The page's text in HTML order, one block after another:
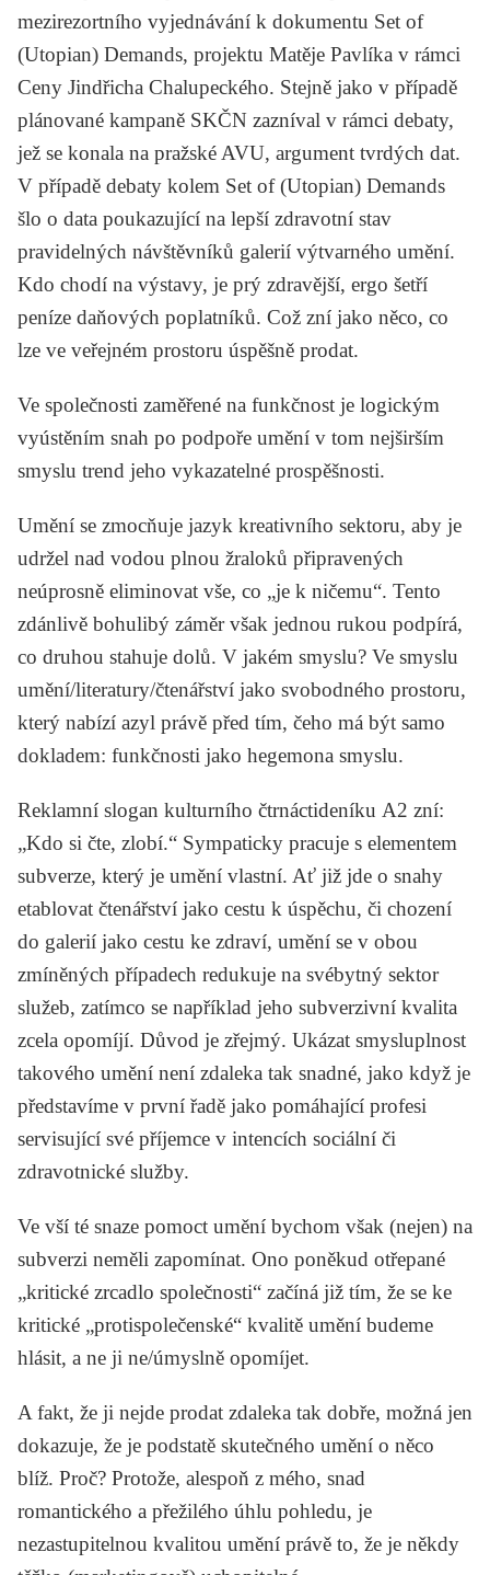
mezirezortního vyjednávání k dokumentu Set of
(Utopian) Demands, projektu Matěje Pavlíka v rámci
Ceny Jindřicha Chalupeckého. Stejně jako v případě
plánované kampaně SKČN zazníval v rámci debaty,
jež se konala na pražské AVU, argument tvrdých dat.
V případě debaty kolem Set of (Utopian) Demands
šlo o data poukazující na lepší zdravotní stav
pravidelných návštěvníků galerií výtvarného umění.
Kdo chodí na výstavy, je prý zdravější, ergo šetří
peníze daňových poplatníků. Což zní jako něco, co
lze ve veřejném prostoru úspěšně prodat.
Ve společnosti zaměřené na funkčnost je logickým
vyústěním snah po podpoře umění v tom nejširším
smyslu trend jeho vykazatelné prospěšnosti.
Umění se zmocňuje jazyk kreativního sektoru, aby je
udržel nad vodou plnou žraloků připravených
neúprosně eliminovat vše, co „je k ničemu“. Tento
zdánlivě bohulibý záměr však jednou rukou podpírá,
co druhou stahuje dolů. V jakém smyslu? Ve smyslu
umění/literatury/čtenářství jako svobodného prostoru,
který nabízí azyl právě před tím, čeho má být samo
dokladem: funkčnosti jako hegemona smyslu.
Reklamní slogan kulturního čtrnáctideníku A2 zní:
„Kdo si čte, zlobí.“ Sympaticky pracuje s elementem
subverze, který je umění vlastní. Ať již jde o snahy
etablovat čtenářství jako cestu k úspěchu, či chození
do galerií jako cestu ke zdraví, umění se v obou
zmíněných případech redukuje na svébytný sektor
služeb, zatímco se například jeho subverzivní kvalita
zcela opomíjí. Důvod je zřejmý. Ukázat smysluplnost
takového umění není zdaleka tak snadné, jako když je
představíme v první řadě jako pomáhající profesi
servisující své příjemce v intencích sociální či
zdravotnické služby.
Ve vší té snaze pomoct umění bychom však (nejen) na
subverzi neměli zapomínat. Ono poněkud otřepané
„kritické zrcadlo společnosti“ začíná již tím, že se ke
kritické „protispolečenské“ kvalitě umění budeme
hlásit, a ne ji ne/úmyslně opomíjet.
A fakt, že ji nejde prodat zdaleka tak dobře, možná jen
dokazuje, že je podstatě skutečného umění o něco
blíž. Proč? Protože, alespoň z mého, snad
romantického a přežilého úhlu pohledu, je
nezastupitelnou kvalitou umění právě to, že je někdy